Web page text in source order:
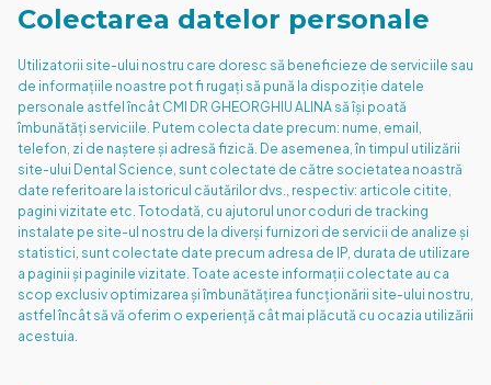
Colectarea datelor personale
Utilizatorii site-ului nostru care doresc să beneficieze de serviciile sau
de informațiile noastre pot fi rugați să pună la dispoziție datele
personale astfel încât CMI DR GHEORGHIU ALINA să își poată
îmbunătăți serviciile. Putem colecta date precum: nume, email,
telefon, zi de naștere și adresă fizică. De asemenea, în timpul utilizării
site-ului Dental Science, sunt colectate de către societatea noastră
date referitoare la istoricul căutărilor dvs., respectiv: articole citite,
pagini vizitate etc. Totodată, cu ajutorul unor coduri de tracking
instalate pe site-ul nostru de la diverși furnizori de servicii de analize și
statistici, sunt colectate date precum adresa de IP, durata de utilizare
a paginii și paginile vizitate. Toate aceste informații colectate au ca
scop exclusiv optimizarea și îmbunătățirea funcționării site-ului nostru,
astfel încât să vă oferim o experiență cât mai plăcută cu ocazia utilizării
acestuia.